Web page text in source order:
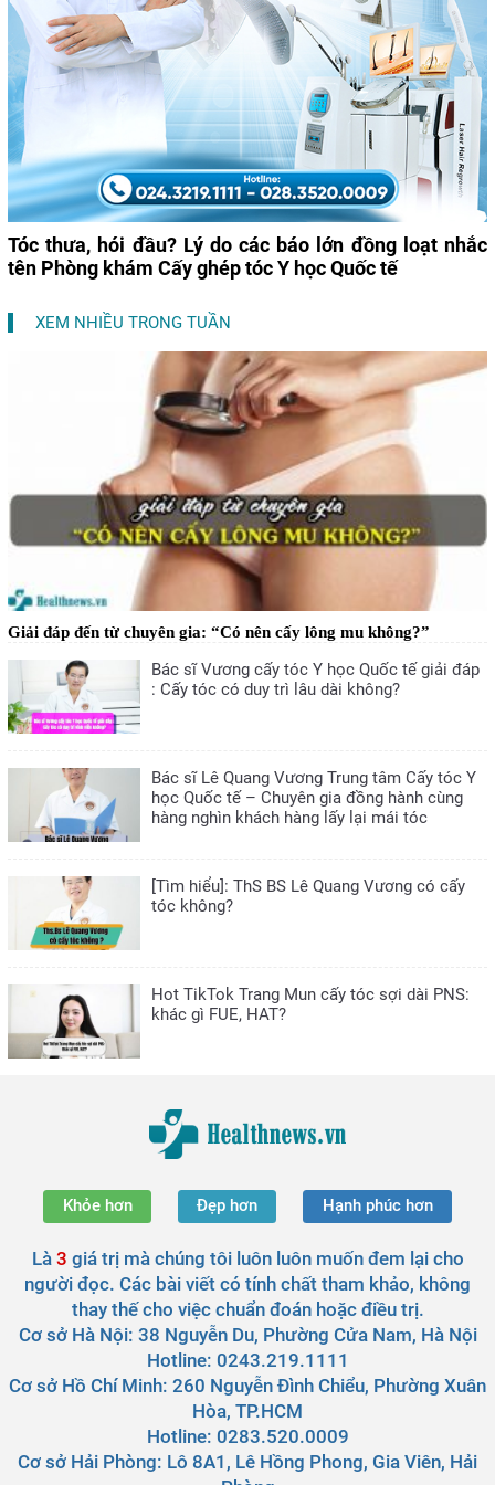
Tóc thưa, hói đầu? Lý do các báo lớn đồng loạt nhắc
tên Phòng khám Cấy ghép tóc Y học Quốc tế
XEM NHIỀU TRONG TUẦN
Giải đáp đến từ chuyên gia: “Có nên cấy lông mu không?”
Bác sĩ Vương cấy tóc Y học Quốc tế giải đáp
: Cấy tóc có duy trì lâu dài không?
Bác sĩ Lê Quang Vương Trung tâm Cấy tóc Y
học Quốc tế – Chuyên gia đồng hành cùng
hàng nghìn khách hàng lấy lại mái tóc
[Tìm hiểu]: ThS BS Lê Quang Vương có cấy
tóc không?
Hot TikTok Trang Mun cấy tóc sợi dài PNS:
khác gì FUE, HAT?
Khỏe hơn Đẹp hơn Hạnh phúc hơn
Là 3 giá trị mà chúng tôi luôn luôn muốn đem lại cho
người đọc. Các bài viết có tính chất tham khảo, không
thay thế cho việc chuẩn đoán hoặc điều trị.
Cơ sở Hà Nội: 38 Nguyễn Du, Phường Cửa Nam, Hà Nội
Hotline: 0243.219.1111
Cơ sở Hồ Chí Minh: 260 Nguyễn Đình Chiểu, Phường Xuân
Hòa, TP.HCM
Hotline: 0283.520.0009
Cơ sở Hải Phòng: Lô 8A1, Lê Hồng Phong, Gia Viên, Hải